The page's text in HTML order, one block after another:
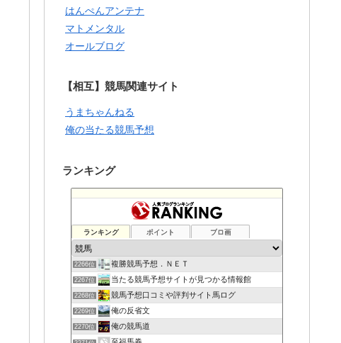
はんぺんアンテナ
マトメンタル
オールブログ
【相互】競馬関連サイト
うまちゃんねる
俺の当たる競馬予想
ランキング
ランキング ポイント ブロ画
2266位 複勝競馬予想．ＮＥＴ
2267位 当たる競馬予想サイトが見つかる情報館
2268位 競馬予想口コミや評判サイト馬ログ
2269位 俺の反省文
2270位 俺の競馬道